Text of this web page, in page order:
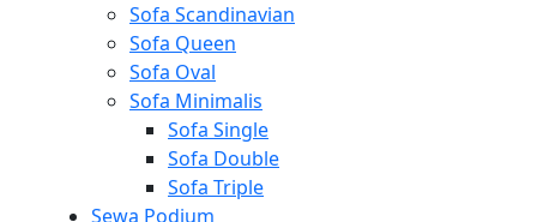
Sofa Scandinavian
Sofa Queen
Sofa Oval
Sofa Minimalis
Sofa Single
Sofa Double
Sofa Triple
Sewa Podium